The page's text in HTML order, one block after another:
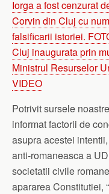
Iorga a fost cenzurat
Corvin din Cluj cu
falsificarii istoriei.
Cluj inaugurata prin
Ministrul Resurselor
VIDEO
Potrivit sursele
informat factorii de
asupra acestei
anti-romaneasca a
societatii civile
apararea Constitutiei,